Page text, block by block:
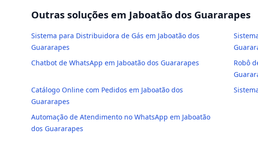
Outras soluções em Jaboatão dos Guararapes
Sistema para Distribuidora de Gás em Jaboatão dos
Guararapes
Chatbot de WhatsApp em Jaboatão dos Guararapes
Robô
Catálogo Online com Pedidos em Jaboatão dos
Guararapes
Automação de Atendimento no WhatsApp em Jaboatão
dos Guararapes